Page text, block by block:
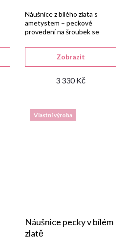
3 330 Kč
Zobrazit
Náušnice z bílého zlata s
ametystem – peckové
provedení na šroubek se
Vlastní výroba
Náušnice pecky v bílém
zlatě